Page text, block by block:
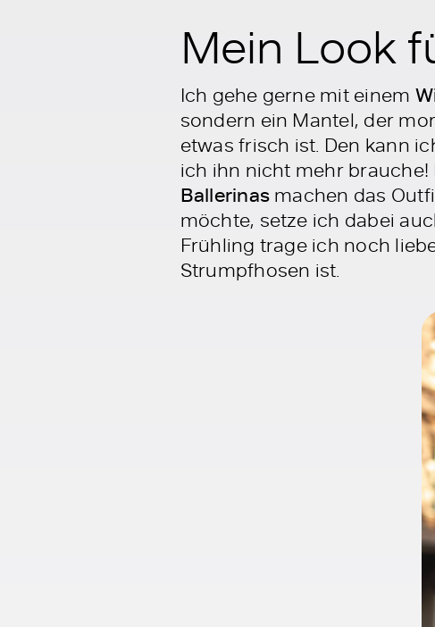
Mein Look
Ich gehe gerne mit einem
sondern ein Mantel, der
etwas frisch ist. Den kann
ich ihn nicht mehr brauche!
Ballerinas machen das
möchte, setze ich dabei
Frühling trage ich noch
Strumpfhosen ist.